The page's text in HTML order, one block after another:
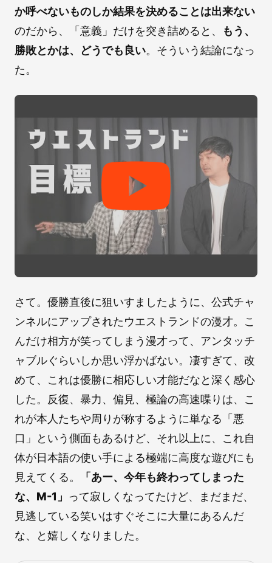
か呼べないものしか結果を決めることは出来ない
のだから、「意義」だけを突き詰めると、
もう、
勝敗とかは、どうでも良い。そういう結論になっ
た。
さて。優勝直後に狙いすましたように、公式チャ
ンネルにアップされたウエストランドの漫才。こ
んだけ相方が笑ってしまう漫才って、アンタッチ
ャブルぐらいしか思い浮かばない。凄すぎて、改
めて、これは優勝に相応しい才能だなと深く感心
した。反復、暴力、偏見、極論の高速喋りは、こ
れが本人たちや周りが称するように単なる「悪
口」という側面もあるけど、それ以上に、これ自
体が日本語の使い手による極端に高度な遊びにも
見えてくる。
「あー、今年も終わってしまった
な、M-1」 って寂しくなってたけど、まだまだ、
見逃している笑いはすぐそこに大量にあるんだ
な、と嬉しくなりました。